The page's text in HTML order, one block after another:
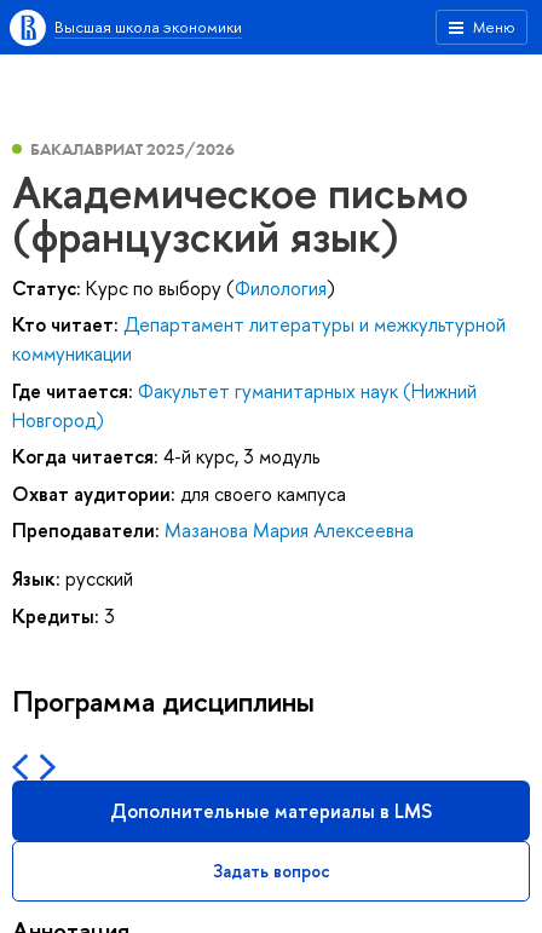
Меню
Высшая школа экономики
БАКАЛАВРИАТ 2025/2026
Академическое письмо
(французский язык)
Статус: Курс по выбору (Филология)
Кто читает: Департамент литературы и межкультурной
коммуникации
Где читается: Факультет гуманитарных наук (Нижний
Новгород)
Когда читается: 4-й курс, 3 модуль
Охват аудитории: для своего кампуса
Преподаватели: Мазанова Мария Алексеевна
Язык: русский
Кредиты: 3
Программа дисциплины
Дополнительные материалы в LMS
Задать вопрос